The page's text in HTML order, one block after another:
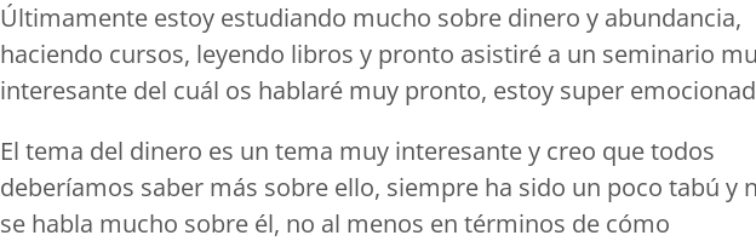
Últimamente estoy estudiando mucho sobre dinero y abundancia,
haciendo cursos, leyendo libros y pronto asistiré a un seminario
interesante del cuál os hablaré muy pronto, estoy super
El tema del dinero es un tema muy interesante y creo que todos
deberíamos saber más sobre ello, siempre ha sido un poco tabú y
se habla mucho sobre él, no al menos en términos de cómo